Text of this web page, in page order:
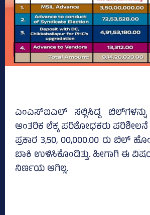
ಎಂಎಸ್‌ಐಎಲ್‌ ಸಲ್ಲಿಸಿದ್ದ ಬಿಲ್‌ಗಳನ್ನು
ಆಂತರಿಕ ಲೆಕ್ಕ ಪರಿಶೋಧಕರು ಪರಿಶೀಲನೆ
ಪ್ರಕಾರ 3,50, 00,000.00 ರು ಬಿಲ್‌
ಬಾಕಿ ಉಳಿಸಿಕೊಂಡಿತ್ತು. ಹೀಗಾಗಿ ಈ
ನಿರ್ಣಯ ಆಗಿಲ್ಲ.